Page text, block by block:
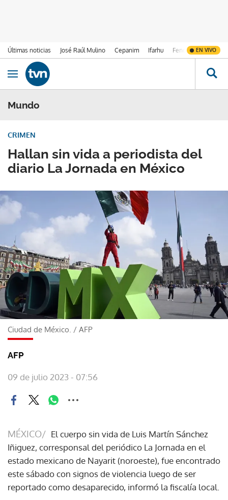
Últimas noticias José Raúl Mulino Cepanim Ifarhu Fenómeno de El
EN VIVO
Ir al contenido
Obrir navegació
Mundo
Hallan sin vida a periodista del
diario La Jornada en México
CRIMEN
Ciudad de México. / AFP
AFP
09 de julio 2023 - 07:56
MÉXICO/ El cuerpo sin vida de Luis Martín Sánchez
Iñiguez, corresponsal del periódico La Jornada en el
estado mexicano de Nayarit (noroeste), fue encontrado
este sábado con signos de violencia luego de ser
reportado como desaparecido, informó la fiscalía local.